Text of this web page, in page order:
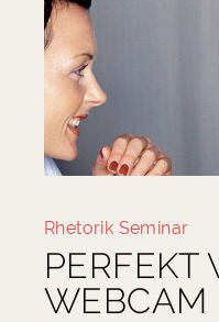
Rhetorik Seminar
PERFEKT
WEBCAM